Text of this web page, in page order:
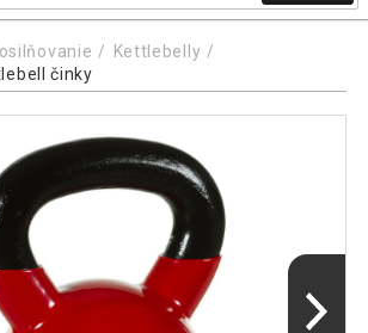
Kettlebelly
činky